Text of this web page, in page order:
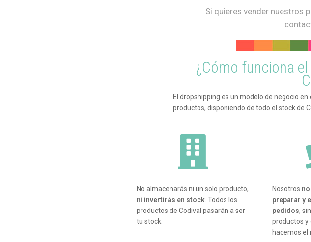
Si quieres vender nuestros
¿Cómo funciona
El dropshipping es un modelo de negocio
productos, disponiendo de todo el stock de
No almacenarás ni un solo producto,
ni invertirás en stock. Todos los
productos de Codival pasarán a ser
tu stock.
Nosotros
preparar y
pedidos,
productos y
hacemos el